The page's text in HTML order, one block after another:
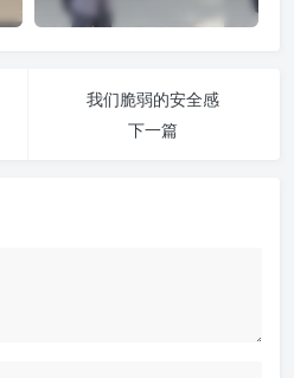
我们脆弱的安全感
下一篇